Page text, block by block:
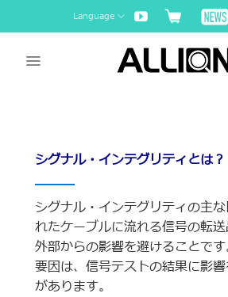
to
Language
シグナル・インテグリティとは？
シグナル・インテグリティの主
れたケーブルに流れる信号の転送
外部からの影響を避けることで
要因は、信号テストの結果に影
があります。